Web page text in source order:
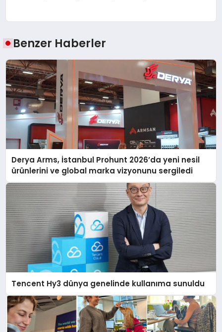
Benzer Haberler
Derya Arms, İstanbul Prohunt 2026’da yeni nesil
ürünlerini ve global marka vizyonunu sergiledi
Tencent Hy3 dünya genelinde kullanıma sunuldu